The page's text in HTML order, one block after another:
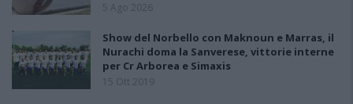
5 Ago 2026
Show del Norbello con Maknoun e Marras, il
Nurachi doma la Sanverese, vittorie interne
per Cr Arborea e Simaxis
15 Ott 2019